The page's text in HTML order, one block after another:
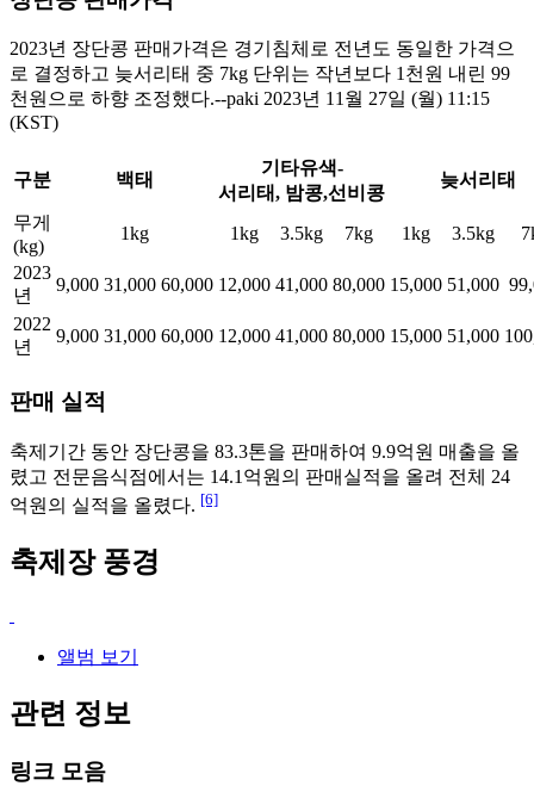
2023년 장단콩 판매가격은 경기침체로 전년도 동일한 가격으
로 결정하고 늦서리태 중 7kg 단위는 작년보다 1천원 내린 99
천원으로 하향 조정했다.--paki 2023년 11월 27일 (월) 11:15
(KST)
구분 백태
기타유색-
서리태, 밤콩,선비콩
늦서리태
무게
(kg)
1kg 1kg 3.5kg 7kg 1kg 3.5kg
2023
년
9,000 31,000 60,000 12,000 41,000 80,000 15,000 51,000
2022
년
9,000 31,000 60,000 12,000 41,000 80,000 15,000 51,000
판매 실적
축제기간 동안 장단콩을 83.3톤을 판매하여 9.9억원 매출을 올
렸고 전문음식점에서는 14.1억원의 판매실적을 올려 전체 24
억원의 실적을 올렸다. [6]
축제장 풍경
앨범 보기
관련 정보
링크 모음